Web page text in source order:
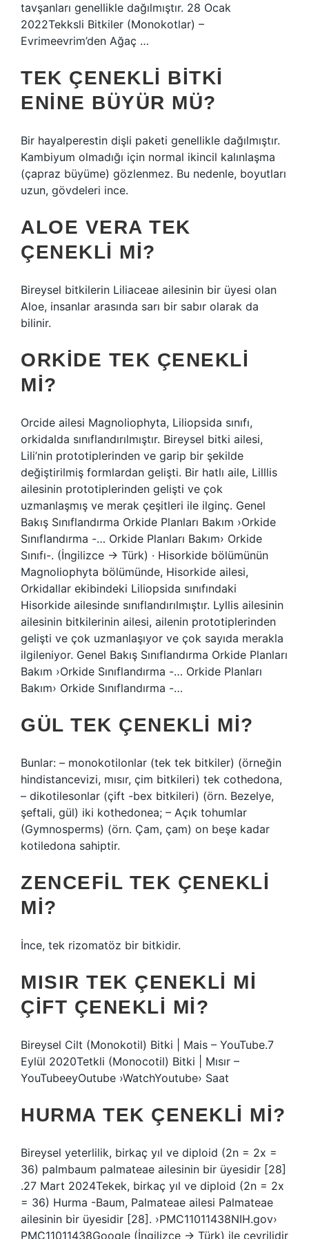
tavşanları genellikle dağılmıştır. 28 Ocak
2022Tekksli Bitkiler (Monokotlar) –
Evrimeevrim’den Ağaç …
TEK ÇENEKLI BITKI
ENINE BÜYÜR MÜ?
Bir hayalperestin dişli paketi genellikle dağılmıştır.
Kambiyum olmadığı için normal ikincil kalınlaşma
(çapraz büyüme) gözlenmez. Bu nedenle, boyutları
uzun, gövdeleri ince.
ALOE VERA TEK
ÇENEKLI MI?
Bireysel bitkilerin Liliaceae ailesinin bir üyesi olan
Aloe, insanlar arasında sarı bir sabır olarak da
bilinir.
ORKIDE TEK ÇENEKLI
MI?
Orcide ailesi Magnoliophyta, Liliopsida sınıfı,
orkidalda sınıflandırılmıştır. Bireysel bitki ailesi,
Lili’nin prototiplerinden ve garip bir şekilde
değiştirilmiş formlardan gelişti. Bir hatlı aile, Lilllis
ailesinin prototiplerinden gelişti ve çok
uzmanlaşmış ve merak çeşitleri ile ilginç. Genel
Bakış Sınıflandırma Orkide Planları Bakım ›Orkide
Sınıflandırma -… Orkide Planları Bakım› Orkide
Sınıfı-. (İngilizce → Türk) · Hisorkide bölümünün
Magnoliophyta bölümünde, Hisorkide ailesi,
Orkidallar ekibindeki Liliopsida sınıfındaki
Hisorkide ailesinde sınıflandırılmıştır. Lyllis ailesinin
ailesinin bitkilerinin ailesi, ailenin prototiplerinden
gelişti ve çok uzmanlaşıyor ve çok sayıda merakla
ilgileniyor. Genel Bakış Sınıflandırma Orkide Planları
Bakım ›Orkide Sınıflandırma -… Orkide Planları
Bakım› Orkide Sınıflandırma -…
GÜL TEK ÇENEKLI MI?
Bunlar: – monokotilonlar (tek tek bitkiler) (örneğin
hindistancevizi, mısır, çim bitkileri) tek cothedona,
– dikotilesonlar (çift -bex bitkileri) (örn. Bezelye,
şeftali, gül) iki kothedonea; – Açık tohumlar
(Gymnosperms) (örn. Çam, çam) on beşe kadar
kotiledona sahiptir.
ZENCEFIL TEK ÇENEKLI
MI?
İnce, tek rizomatöz bir bitkidir.
MISIR TEK ÇENEKLI MI
ÇIFT ÇENEKLI MI?
Bireysel Cilt (Monokotil) Bitki | Mais – YouTube.7
Eylül 2020Tetkli (Monocotil) Bitki | Mısır –
YouTubeeyOutube ›WatchYoutube› Saat
HURMA TEK ÇENEKLI MI?
Bireysel yeterlilik, birkaç yıl ve diploid (2n = 2x =
36) palmbaum palmateae ailesinin bir üyesidir [28]
.27 Mart 2024Tekek, birkaç yıl ve diploid (2n = 2x
= 36) Hurma -Baum, Palmateae ailesi Palmateae
ailesinin bir üyesidir [28]. ›PMC11011438NIH.gov›
PMC11011438Google (İngilizce → Türk) ile çevrilidir